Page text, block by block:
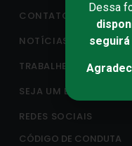
CONTATO
NOTÍCIAS
TRABALHE CONOSCO
SEJA UM BANDEIRADO
REDES SOCIAIS
CÓDIGO DE CONDUTA
Dessa